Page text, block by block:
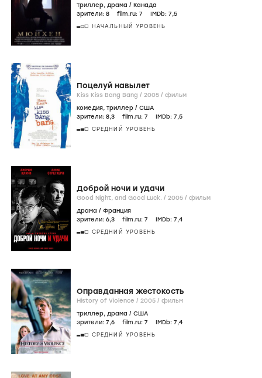
триллер, драма / Канада
зрители: 8 film.ru: 7 IMDb: 7,5
НАЧАЛЬНЫЙ УРОВЕНЬ
Поцелуй навылет
Kiss Kiss Bang Bang / 2005 / фильм
комедия, триллер / США
зрители: 8,3 film.ru: 7 IMDb: 7,5
СРЕДНИЙ УРОВЕНЬ
Доброй ночи и удачи
Good Night, and Good Luck. / 2005 / фильм
драма / Франция
зрители: 6,3 film.ru: 7 IMDb: 7,4
СРЕДНИЙ УРОВЕНЬ
Оправданная жестокость
History of Violence / 2005 / фильм
триллер, драма / США
зрители: 7,6 film.ru: 7 IMDb: 7,4
СРЕДНИЙ УРОВЕНЬ